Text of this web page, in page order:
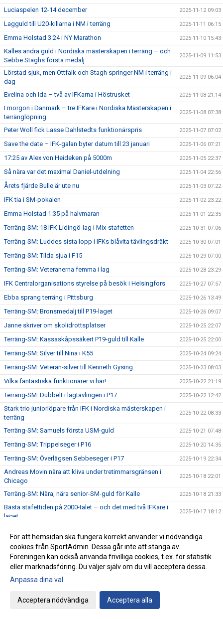
Luciaspelen 12-14 december 2025-11-12 09:03
Lagguld till U20-killarna i NM i terräng 2025-11-11 06:15
Emma Holstad 3:24 i NY Marathon 2025-11-10 15:43
Kalles andra guld i Nordiska mästerskapen i terräng – och
Sebbe Staghs första medalj
2025-11-09 11:53
Lörstad sjuk, men Ottfalk och Stagh springer NM i terräng i
dag
2025-11-09 06:04
Evelina och Ida – två av IFKarna i Höstrusket 2025-11-08 21:14
I morgon i Danmark – tre IFKare i Nordiska Mästerskapen i
terränglöpning
2025-11-08 07:38
Peter Woll fick Lasse Dahlstedts funktionärspris 2025-11-07 07:02
Save the date – IFK-galan byter datum till 23 januari 2025-11-06 07:21
17:25 av Alex von Heideken på 5000m 2025-11-05 22:37
Så nära var det maximal Daniel-utdelning 2025-11-04 22:56
Årets fjärde Bulle är ute nu 2025-11-03 07:22
IFK tia i SM-pokalen 2025-11-02 23:22
Emma Holstad 1:35 på halvmaran 2025-11-01 22:35
Terräng-SM: 18 IFK Lidingö-lag i Mix-stafetten 2025-10-31 07:06
Terräng-SM: Luddes sista lopp i IFKs blåvita tävlingsdräkt 2025-10-30 07:01
Terräng-SM: Tilda sjua i F15 2025-10-29 07:00
Terräng-SM: Veteranerna femma i lag 2025-10-28 23:29
IFK Centralorganisations styrelse på besök i Helsingfors 2025-10-27 07:57
Ebba sprang terräng i Pittsburg 2025-10-26 13:49
Terräng-SM: Bronsmedalj till P19-laget 2025-10-26 09:07
Janne skriver om skolidrottsplatser 2025-10-25 22:07
Terräng-SM: Kassaskåpssäkert P19-guld till Kalle 2025-10-25 22:00
Terräng-SM: Silver till Nina i K55 2025-10-24 09:24
Terräng-SM: Veteran-silver till Kenneth Gysing 2025-10-23 08:03
Vilka fantastiska funktionärer vi har! 2025-10-22 21:19
Terräng-SM: Dubbelt i lagtävlingen i P17 2025-10-22 12:42
Stark trio juniorlöpare från IFK i Nordiska mästerskapen i
terräng
2025-10-22 08:33
Terräng-SM: Samuels första USM-guld 2025-10-21 07:48
Terräng-SM: Trippelseger i P16 2025-10-20 14:35
Terräng-SM: Överlägsen Sebbeseger i P17 2025-10-19 22:34
Andreas Movin nära att kliva under tretimmarsgränsen i
Chicago
2025-10-18 22:01
Terräng-SM: Nära, nära senior-SM-guld för Kalle 2025-10-18 21:33
Bästa stafettiden på 2000-talet – och det med två IFKare i
laget
2025-10-17 18:12
Ebba 19:02 i 5 km-loppet i Fort Worth i Texas
Lidingö trea i Klubbkampen 2025-10-14 09:31
Årets medlemsdag genomförd Lördagen den 11:e oktober
på Bosön!
Låt oss presentera vår nya - Elitkommitté!
För att hemsidan ska fungera korrekt använder vi nödvändiga
cookies från SportAdmin. Dessa går inte att stänga av.
Föreningen kan också använda frivilliga cookies, t.ex. för statistik
eller marknadsföring. Du väljer själv om du vill acceptera dessa.
Anpassa dina val
Acceptera nödvändiga Acceptera alla